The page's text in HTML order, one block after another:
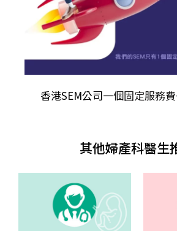
香港SEM公司一個固定服務
其他婦產科醫生